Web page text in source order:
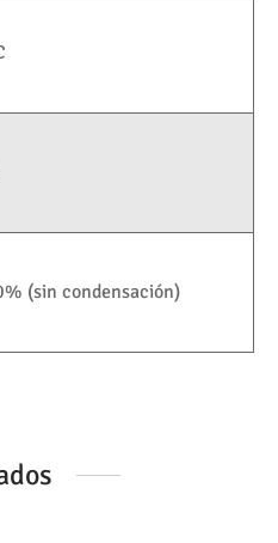
(sin condensación)